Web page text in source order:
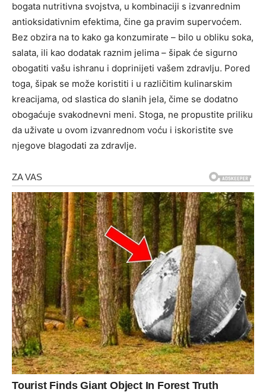
bogata nutritivna svojstva, u kombinaciji s izvanrednim
antioksidativnim efektima, čine ga pravim supervoćem.
Bez obzira na to kako ga konzumirate – bilo u obliku soka,
salata, ili kao dodatak raznim jelima – šipak će sigurno
obogatiti vašu ishranu i doprinijeti vašem zdravlju. Pored
toga, šipak se može koristiti i u različitim kulinarskim
kreacijama, od slastica do slanih jela, čime se dodatno
obogaćuje svakodnevni meni. Stoga, ne propustite priliku
da uživate u ovom izvanrednom voću i iskoristite sve
njegove blagodati za zdravlje.